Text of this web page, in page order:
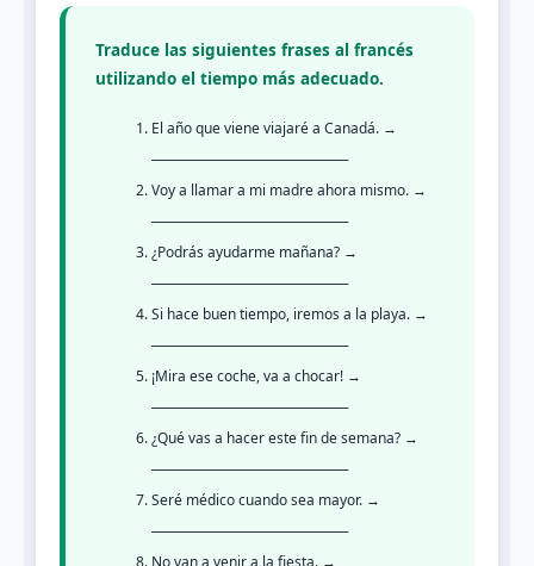
Traduce las siguientes frases al francés
utilizando el tiempo más adecuado.
El año que viene viajaré a Canadá. →
Voy a llamar a mi madre ahora mismo. →
¿Podrás ayudarme mañana? →
Si hace buen tiempo, iremos a la playa. →
¡Mira ese coche, va a chocar! →
¿Qué vas a hacer este fin de semana? →
Seré médico cuando sea mayor. →